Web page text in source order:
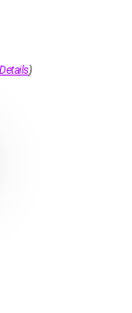
Details)